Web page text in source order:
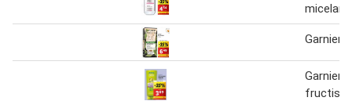
micelar
Garnier
Garnier
fructis